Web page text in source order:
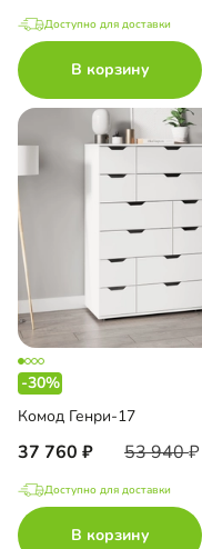
Доступно для доставки
В корзину
-30%
Комод Генри-17
37 760 53 940
Доступно для доставки
В корзину